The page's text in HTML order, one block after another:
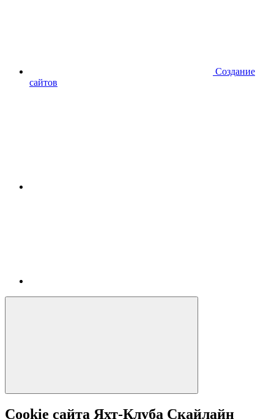
Создание
сайтов
Cookie сайта Яхт-Клуба Скайлайн